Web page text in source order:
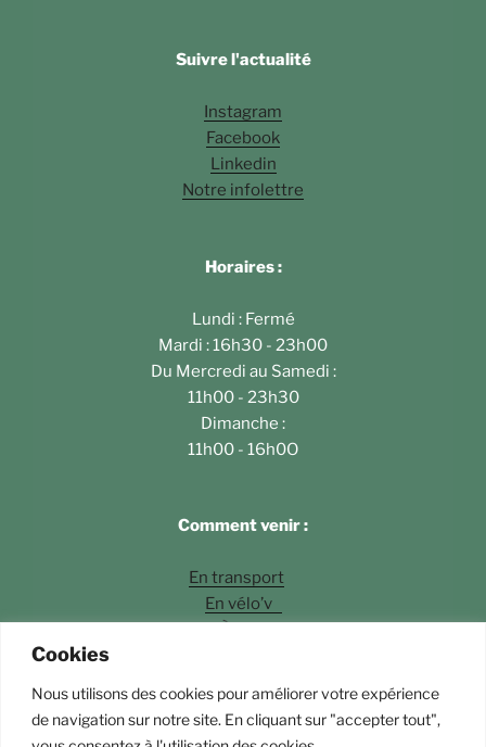
Cookies
Nous utilisons des cookies pour améliorer votre expérience
de navigation sur notre site. En cliquant sur "accepter tout",
Suivre l'actualité
Instagram
Facebook
Linkedin
Notre infolettre
Horaires :
Lundi : Fermé
Mardi : 16h30 - 23h00
Du Mercredi au Samedi :
11h00 - 23h30
Dimanche :
11h00 - 16h0O
Comment venir :
En transport
En vélo’v
Photos ©Fossette Andrey Langlois